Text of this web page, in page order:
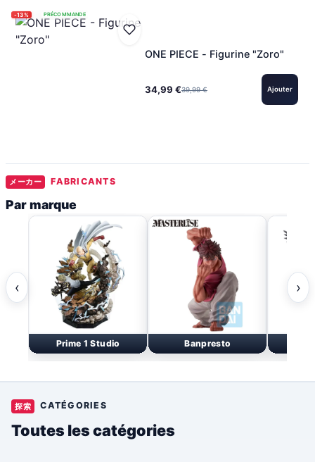
-13% PRÉCOMMANDE
ONE PIECE - Figurine "Zoro"
34,99 €39,99 € Ajouter
メーカー FABRICANTS
Par marque
‹
Prime 1 Studio Banpresto
›
探索 CATÉGORIES
Toutes les catégories